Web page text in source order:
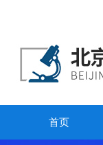
首页